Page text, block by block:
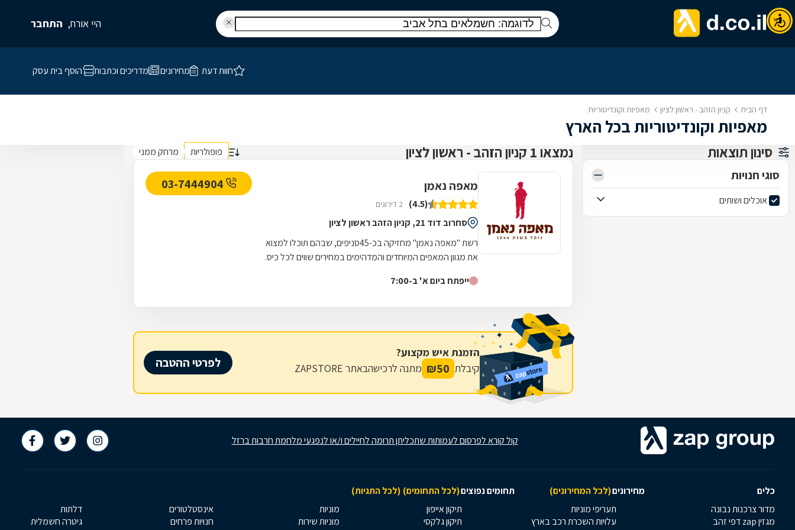
היי אורח, התחבר
חוות דעת מחירונים מדריכים וכתבות הוסף בית עסק
דף הבית קניון הזהב - ראשון לציון מאפיות וקונדיטוריות
מאפיות וקונדיטוריות בכל הארץ
סינון תוצאות
סוגי חנויות
אוכלים ושותים
נמצאו 1 קניון הזהב - ראשון לציון פופולריות מרחק ממני
מאפה נאמן
(4.5) 2 דירוגים
סחרוב דוד 21, קניון הזהב ראשון לציון
רשת "מאפה נאמן" מחזיקה בכ-45סניפים, שבהם תוכלו למצוא
את מגוון המאפים המיוחדים והמדהימים במחירים שווים לכל כיס.
ייפתח ביום א' ב-7:00
הזמנת איש מקצוע?
קיבלת 50
₪ מתנה לרכישהבאתר ZAPSTORE לפרטי ההטבה
קול קורא לפרסום לעמותות שתכליתן תרומה לחיילים ו/או לנפגעי מלחמת חרבות ברזל
כלים מחירונים(לכל המחירונים) תחומים נפוצים(לכל התחומים) (לכל התגיות)
מדור צרכנות נבונה
מגזין zap דפי זהב
תעריפי מוניות
עלויות השכרת רכב בארץ
תיקון אייפון
תיקון גלקסי
מוניות
מוניות שירות
אינסטלטורים
חנויות פרחים
דלתות
גיטרה חשמלית